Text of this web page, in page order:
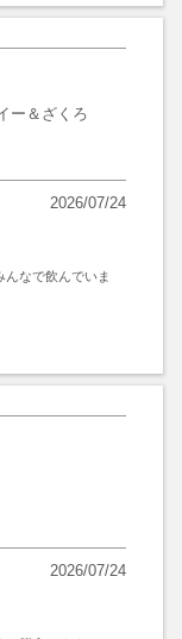
ー＆ざくろ
2026/07/24
なで飲んでいま
2026/07/24